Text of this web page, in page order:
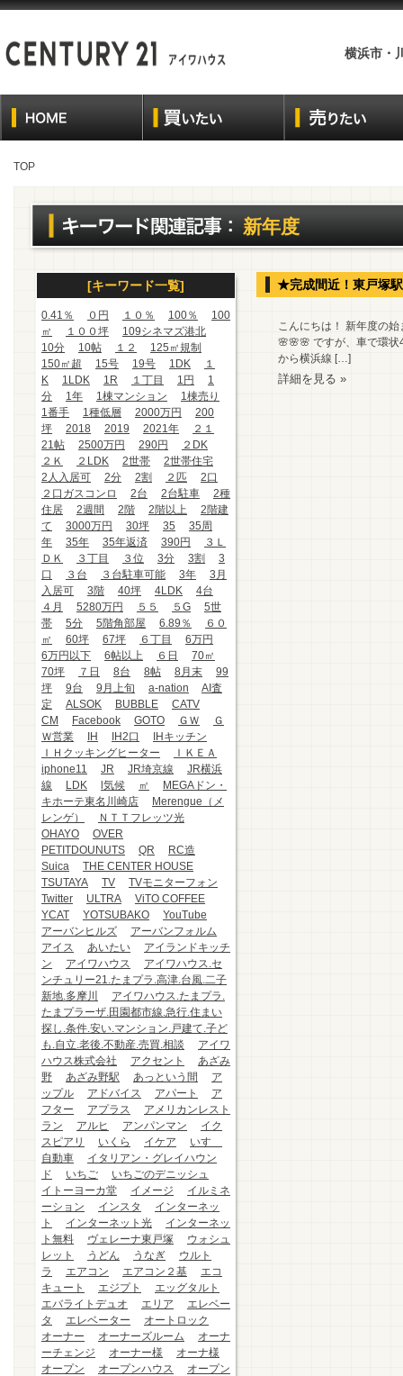
横浜市・
TOP
新年度
[キーワード一覧]
0.41％ ０円 １０％ 100％
100
㎡
１００坪
109シネマズ港北
10分
10帖 １２
125㎡規制
150㎡超
15号 19号 1DK
１
K
1LDK 1R １丁目 1円
1
分
1年 1棟マンション
1棟売り
1番手
1種低層 2000万円
200
坪
2018 2019 2021年
２１
21帖
2500万円 290円
２DK
２Ｋ
２LDK 2世帯
2世帯住宅
2人入居可
2分 2割 ２匹
2口
２口ガスコンロ
2台 2台駐車
2種
住居
2週間 2階 2階以上
2階建
て
3000万円 30坪 35
35周
年
35年 35年返済 390円
３Ｌ
ＤＫ
３丁目 ３位 3分 3割
3
口
３台 ３台駐車可能 3年
3月
入居可
3階 40坪 4LDK
4台
４月
5280万円 ５５ ５G
5世
帯
5分 5階角部屋 6.89％
６０
㎡
60坪 67坪 ６丁目
6万円
6万円以下
6帖以上 ６日
70㎡
70坪
７日 8台 8帖 8月末
99
坪
9台 9月上旬 a-nation
AI査
定
ALSOK BUBBLE
CATV
CM
Facebook GOTO ＧＷ
Ｇ
Ｗ営業
IH IH2口
IHキッチン
ＩＨクッキングヒーター
ＩＫＥＡ
iphone11
JR JR埼京線
JR横浜
線
LDK l気候 ㎡
MEGAドン・
キホーテ東名川崎店
Merengue（メ
レンゲ）
ＮＴＴフレッツ光
OHAYO
OVER
PETITDOUNUTS
QR
RC造
Suica
THE CENTER HOUSE
TSUTAYA
TV
TVモニターフォン
Twitter
ULTRA
ViTO COFFEE
YCAT
YOTSUBAKO
YouTube
アーバンヒルズ
アーバンフォルム
アイス
あいたい
アイランドキッチ
ン
アイワハウス
アイワハウス.セ
ンチュリー21.たまプラ.高津.台風.二子
新地.多摩川
アイワハウス.たまプラ.
たまプラーザ.田園都市線.急行.住まい
探し.条件.安い.マンション.戸建て.子ど
も.自立.老後.不動産.売買.相談
アイワ
ハウス株式会社
アクセント
あざみ
野
あざみ野駅 あっという間
ア
ップル
アドバイス アパート
ア
フター
アプラス
アメリカンレスト
ラン
アルヒ アンパンマン
イク
スピアリ
いくら イケア
いすゞ
自動車
イタリアン・グレイハウン
ド
いちご
いちごのデニッシュ
イトーヨーカ堂
イメージ
イルミネ
ーション
インスタ
インターネッ
ト
インターネット光
インターネッ
ト無料
ヴェレーナ東戸塚
ウォシュ
レット
うどん うなぎ
ウルト
ラ
エアコン エアコン２基
エコ
キュート
エジプト
エッグタルト
エバライトデュオ
エリア
エレベー
タ
エレベーター
オートロック
オーナー
オーナーズルーム
オーナ
ーチェンジ
オーナー様
オーナ様
オープン
オープンハウス
オープン
★完成間近！東戸塚
こんにちは！ 新年度の
🌸🌸🌸 ですが、車で環
から横浜線 […]
詳細を見る »